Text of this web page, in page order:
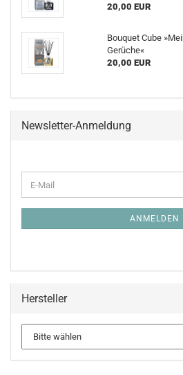
20,00 EUR
Bouquet Cube
Gerüche«
20,00 EUR
Newsletter-Anmeldung
ZUR
E-
Mail
ANMELDEN
Hersteller